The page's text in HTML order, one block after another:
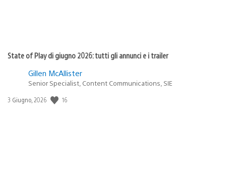
State of Play di giugno 2026: tutti gli annunci e i trailer
Gillen McAllister
Senior Specialist, Content Communications, SIE
Data
3 Giugno, 2026 16